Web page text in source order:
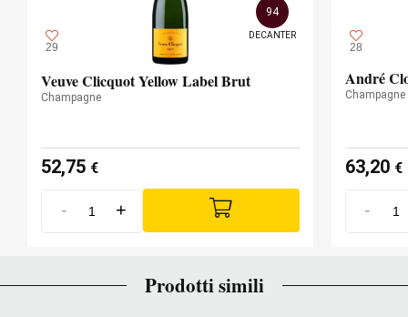
29
94
DECANTER
Veuve Clicquot Yellow Label Brut
Champagne
52,75 €
- +
28
André
Champagne
63,20 €
-
Prodotti simili